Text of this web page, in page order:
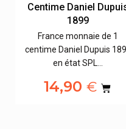
Centime Daniel
1899
France monnaie de 1
centime Daniel Dupuis
en état SPL…
14,90 €